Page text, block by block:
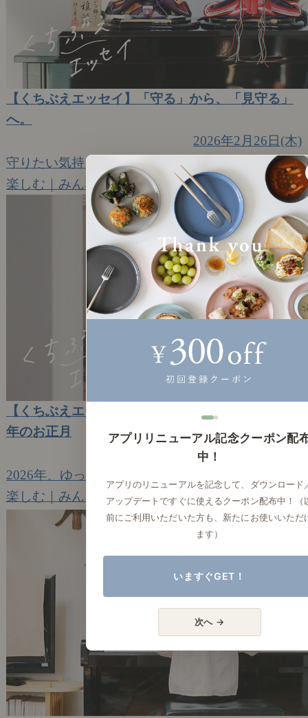
【くちぶえエッセイ】「守る」から、「見守る」
へ。
2026年2月26日(木)
守りたい気持ちと、手放す覚悟
楽しむ｜みんなのエッセイ
【くちぶえエッセイ】小さな覚悟が芽吹いた、午
年のお正月
2026年1月29日(木)
2026年、ゆっくり色づく家族のはじまり
楽しむ｜みんなのエッセイ
1
アプリリニューアル記念クーポン配
中！
アプリのリニューアルを記念して、ダウンロード
アップデートですぐに使えるクーポン配布中！（
前にご利用いただいた方も、新たにお使いいただ
ます）
いますぐGET！
次へ →